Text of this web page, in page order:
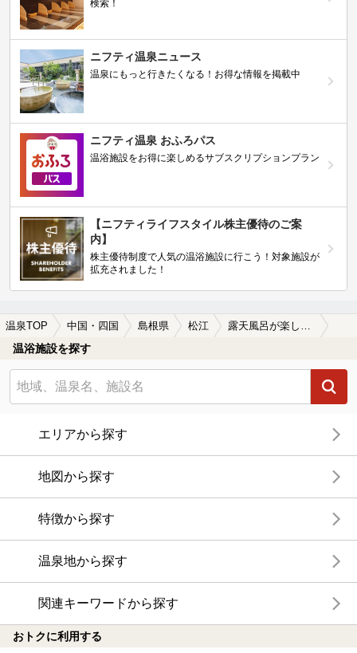
検索！
ニフティ温泉ニュース
温泉にもっと行きたくなる！お得な情報を掲載中
ニフティ温泉 おふろパス
温浴施設をお得に楽しめるサブスクリプションプラン
【ニフティライフスタイル株主優待のご案
内】
株主優待制度で人気の温浴施設に行こう！対象施設が
拡充されました！
温泉TOP 中国・四国 島根県 松江 露天風呂が楽しめる松江の温泉、日帰り温泉、スーパー銭湯おすすめ
温浴施設を探す
エリアから探す
地図から探す
特徴から探す
温泉地から探す
関連キーワードから探す
おトクに利用する